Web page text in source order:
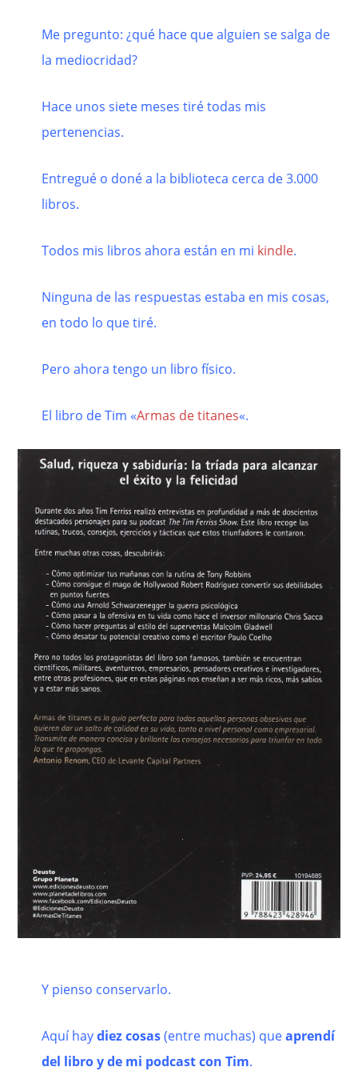
Me pregunto: ¿qué hace que alguien se salga de
la mediocridad?
Hace unos siete meses tiré todas mis
pertenencias.
Entregué o doné a la biblioteca cerca de 3.000
libros.
Todos mis libros ahora están en mi kindle.
Ninguna de las respuestas estaba en mis cosas,
en todo lo que tiré.
Pero ahora tengo un libro físico.
El libro de Tim «Armas de titanes«.
Y pienso conservarlo.
Aquí haydiez cosas(entre muchas) queaprendí
del libro y de mi podcast con Tim.